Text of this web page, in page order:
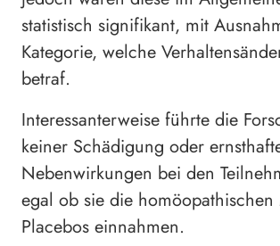
statistisch signifikant, mit
Kategorie, welche
betraf.
Interessanterweise führte die
keiner Schädigung oder
Nebenwirkungen bei den
egal ob sie die
Placebos einnahmen.